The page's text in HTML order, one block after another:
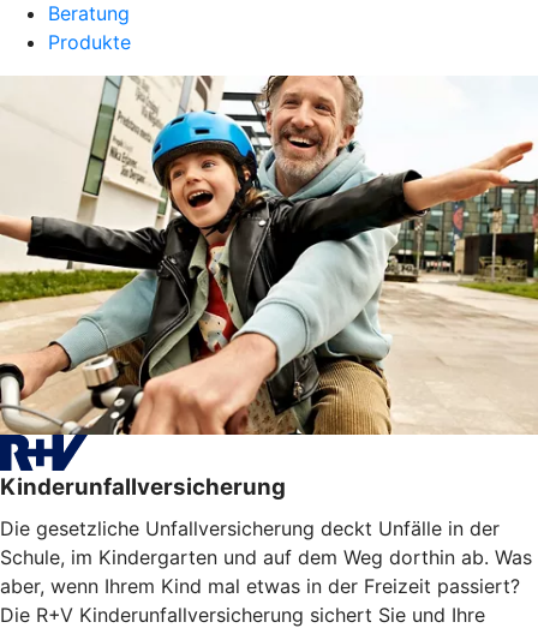
Beratung
Produkte
Kinderunfallversicherung
Die gesetzliche Unfallversicherung deckt Unfälle in der
Schule, im Kindergarten und auf dem Weg dorthin ab. Was
aber, wenn Ihrem Kind mal etwas in der Freizeit passiert?
Die R+V Kinderunfallversicherung sichert Sie und Ihre